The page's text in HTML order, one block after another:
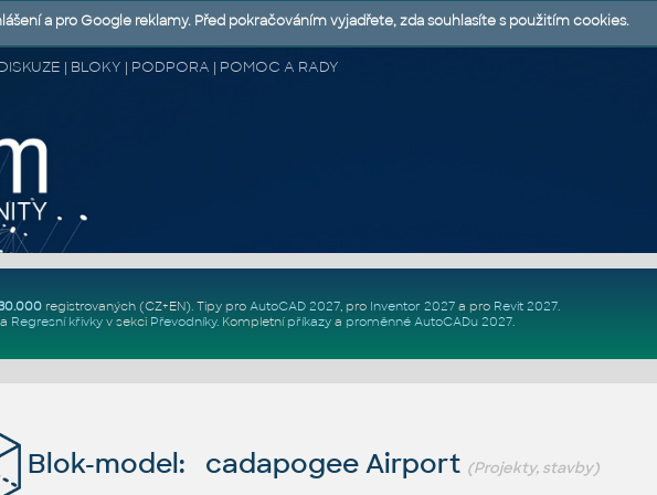
| BLOKY | PODPORA | POMOC A RADY
registrovaných (CZ+EN). Tipy pro AutoCAD 2027, pro Inventor 2027a pro Revit 2027.
a Regresní křivkyv sekci Převodníky. Kompletní příkazya proměnné AutoCADu 2027.
Blok-model: cadapogee Airport (Projekty, stavby)
a pro Google reklamy. Před pokračováním vyjadřete, zda souhlasíte s použitím cookies.